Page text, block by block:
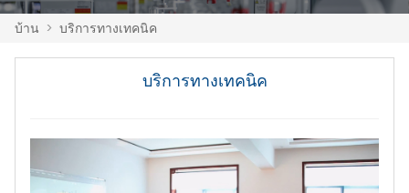
บ้าน > บริการทางเทคนิค
บริการทางเทคนิค